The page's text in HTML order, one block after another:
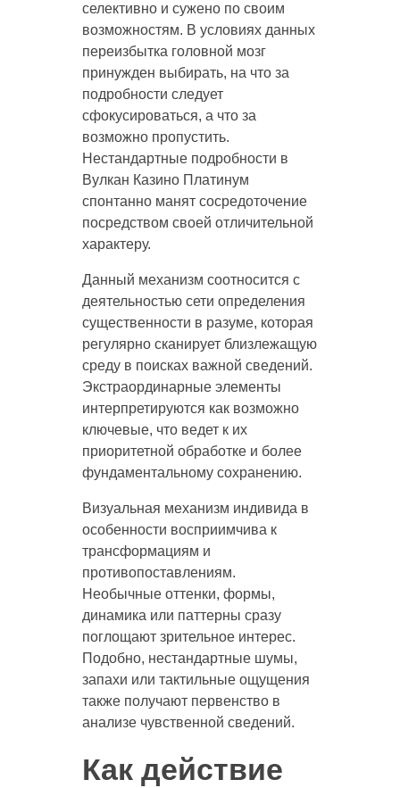
селективно и сужено по своим
возможностям. В условиях данных
переизбытка головной мозг
принужден выбирать, на что за
подробности следует
сфокусироваться, а что за
возможно пропустить.
Нестандартные подробности в
Вулкан Казино Платинум
спонтанно манят сосредоточение
посредством своей отличительной
характеру.
Данный механизм соотносится с
деятельностью сети определения
существенности в разуме, которая
регулярно сканирует близлежащую
среду в поисках важной сведений.
Экстраординарные элементы
интерпретируются как возможно
ключевые, что ведет к их
приоритетной обработке и более
фундаментальному сохранению.
Визуальная механизм индивида в
особенности восприимчива к
трансформациям и
противопоставлениям.
Необычные оттенки, формы,
динамика или паттерны сразу
поглощают зрительное интерес.
Подобно, нестандартные шумы,
запахи или тактильные ощущения
также получают первенство в
анализе чувственной сведений.
Как действие